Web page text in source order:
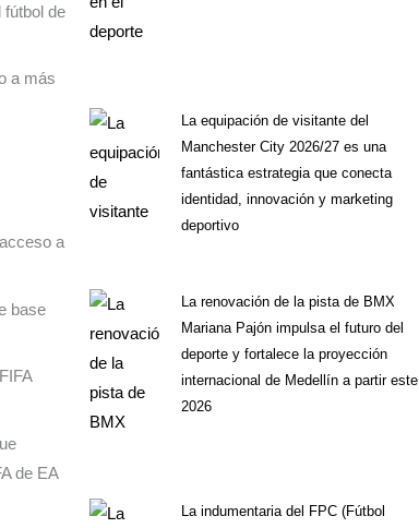
fútbol de
a más
a
base
de EA
La equipación de visitante del
Manchester City 2026/27 es una
fantástica estrategia que conecta
identidad, innovación y marketing
deportivo
La renovación de la pista de BMX
Mariana Pajón impulsa el futuro del
deporte y fortalece la proyección
internacional de Medellín a partir este
2026
La indumentaria del FPC (Fútbol